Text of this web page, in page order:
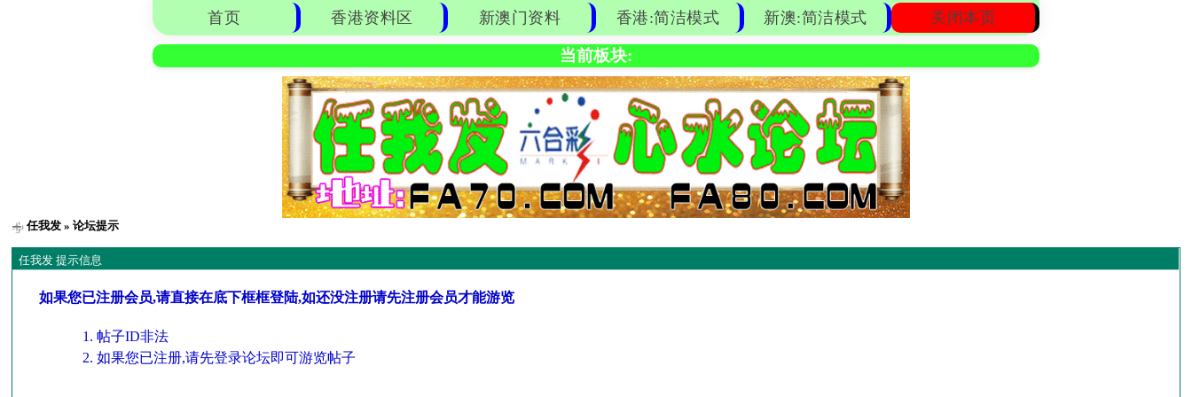
首页 香港资料区 新澳门资料 香港:简洁模式 新澳:简洁模式 关闭本页
当前板块:
任我发 » 论坛提示
任我发 提示信息
如果您已注册会员,请直接在底下框框登陆,如还没注册请先注册会员才能游览
帖子ID非法
如果您已注册,请先登录论坛即可游览帖子